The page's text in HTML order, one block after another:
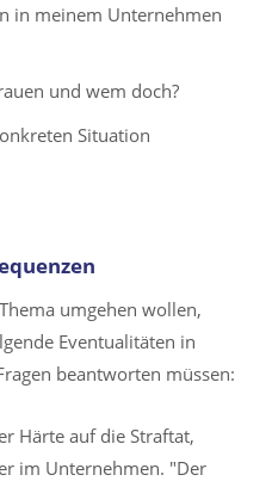
in meinem Unternehmen
und wem doch?
Situation
umgehen wollen,
Eventualitäten in
beantworten müssen:
Härte auf die Straftat,
im Unternehmen. "Der